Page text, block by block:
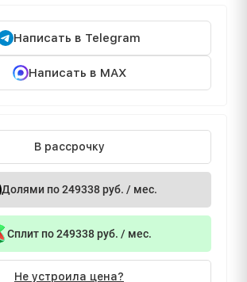
Написать в Telegram
Написать в MAX
В рассрочку
Долями по 249338 руб. / мес.
Сплит по 249338 руб. / мес.
Не устроила цена?